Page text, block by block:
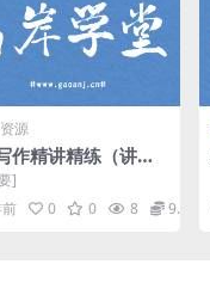
源
作精讲精练（讲
雷冬 课时：20）百
]
0 0 8 9.9